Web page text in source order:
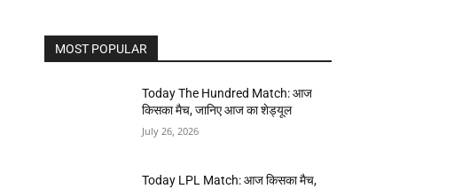
MOST POPULAR
Today The Hundred Match: आज
किसका मैच, जानिए आज का शेड्यूल
July 26, 2026
Today LPL Match: आज किसका मैच,